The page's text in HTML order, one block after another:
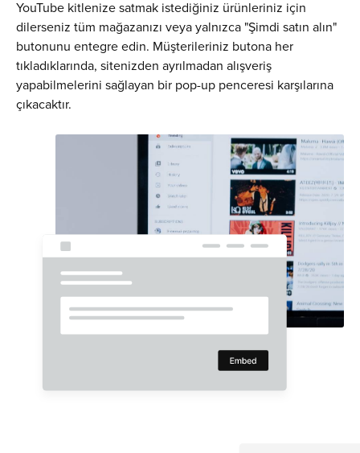
YouTube kitlenize satmak istediğiniz ürünleriniz için
dilerseniz tüm mağazanızı veya yalnızca "Şimdi satın alın"
butonunu entegre edin. Müşterileriniz butona her
tıkladıklarında, sitenizden ayrılmadan alışveriş
yapabilmelerini sağlayan bir pop-up penceresi karşılarına
çıkacaktır.